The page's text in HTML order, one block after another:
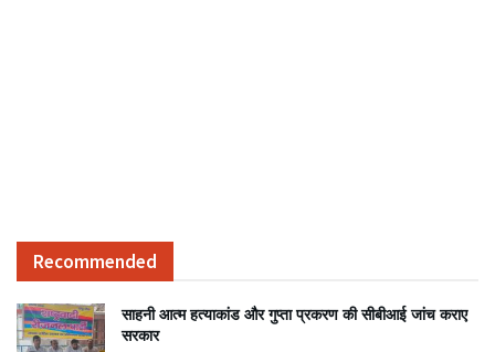
Recommended
साहनी आत्म हत्याकांड और गुप्ता प्रकरण की सीबीआई जांच कराए
सरकार